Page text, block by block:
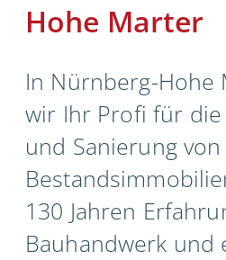
Hohe Marter
In Nürnberg-Hohe
wir Ihr Profi für die
und Sanierung von
130 Jahren
Bauhandwerk und